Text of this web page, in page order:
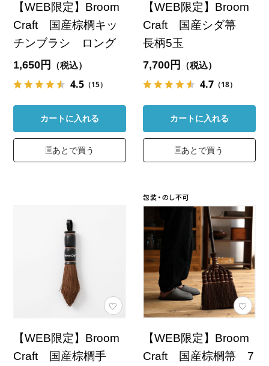
【WEB限定】Broom
Craft 国産棕櫚キッ
チンブラシ ロング
1,650円 （税込）
4.5 （15）
カートに入れる
あとで買う
【WEB限定】Broom
Craft 国産シダ箒
長柄5玉
7,700円 （税込）
4.7 （18）
カートに入れる
あとで買う
【WEB限定】Broom
Craft 国産棕櫚手
【WEB限定】Broom
Craft 国産棕櫚箒 7